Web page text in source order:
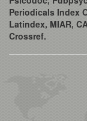
Periodicals Index
Latindex, MIAR,
Crossref.